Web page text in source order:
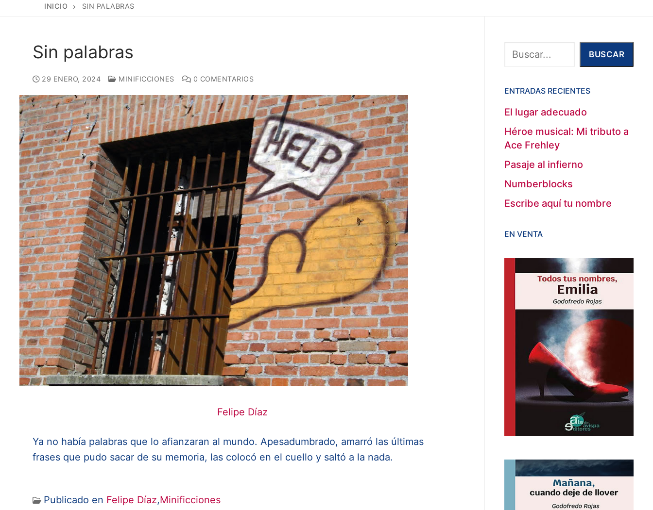
INICIO SIN PALABRAS
Sin palabras
29 ENERO, 2024 MINIFICCIONES 0 COMENTARIOS
Felipe Díaz
Ya no había palabras que lo afianzaran al mundo. Apesadumbrado, amarró las últimas
frases que pudo sacar de su memoria, las colocó en el cuello y saltó a la nada.
Publicado en Felipe Díaz,Minificciones
Buscar BUSCAR
ENTRADAS RECIENTES
El lugar adecuado
Héroe musical: Mi tributo a
Ace Frehley
Pasaje al infierno
Numberblocks
Escribe aquí tu nombre
EN VENTA